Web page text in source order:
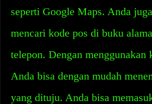
seperti Google Maps. Anda
mencari kode pos di buku
telepon. Dengan menggunakan
Anda bisa dengan mudah
yang dituju. Anda bisa